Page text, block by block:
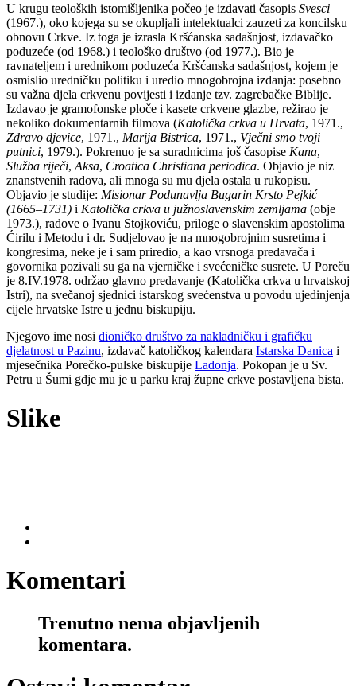
U krugu teoloških istomišljenika počeo je izdavati časopis Svesci
(1967.), oko kojega su se okupljali intelektualci zauzeti za koncilsku
obnovu Crkve. Iz toga je izrasla Kršćanska sadašnjost, izdavačko
poduzeće (od 1968.) i teološko društvo (od 1977.). Bio je
ravnateljem i urednikom poduzeća Kršćanska sadašnjost, kojem je
osmislio uredničku politiku i uredio mnogobrojna izdanja: posebno
su važna djela crkvenu povijesti i izdanje tzv. zagrebačke Biblije.
Izdavao je gramofonske ploče i kasete crkvene glazbe, režirao je
nekoliko dokumentarnih filmova (Katolička crkva u Hrvata, 1971.,
Zdravo djevice, 1971., Marija Bistrica, 1971., Vječni smo tvoji
putnici, 1979.). Pokrenuo je sa suradnicima još časopise Kana,
Služba riječi, Aksa, Croatica Christiana periodica. Objavio je niz
znanstvenih radova, ali mnoga su mu djela ostala u rukopisu.
Objavio je studije: Misionar Podunavlja Bugarin Krsto Pejkić
(1665–1731) i Katolička crkva u južnoslavenskim zemljama (obje
1973.), radove o Ivanu Stojkoviću, priloge o slavenskim apostolima
Ćirilu i Metodu i dr. Sudjelovao je na mnogobrojnim susretima i
kongresima, neke je i sam priredio, a kao vrsnoga predavača i
govornika pozivali su ga na vjerničke i svećeničke susrete. U Poreču
je 8.IV.1978. održao glavno predavanje (Katolička crkva u hrvatskoj
Istri), na svečanoj sjednici istarskog svećenstva u povodu ujedinjenja
cijele hrvatske Istre u jednu biskupiju.
Njegovo ime nosi dioničko društvo za nakladničku i grafičku
djelatnost u Pazinu, izdavač katoličkog kalendara Istarska Danica i
mjesečnika Porečko-pulske biskupije Ladonja. Pokopan je u Sv.
Petru u Šumi gdje mu je u parku kraj župne crkve postavljena bista.
Slike
Komentari
Trenutno nema objavljenih
komentara.